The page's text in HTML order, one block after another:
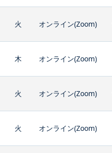
火 オンライン(Zoom)
木 オンライン(Zoom)
火 オンライン(Zoom)
火 オンライン(Zoom)